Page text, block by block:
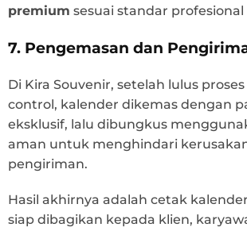
premium sesuai standar
7. Pengemasan dan
Di Kira Souvenir, setelah lulus
control, kalender dikemas dengan
eksklusif, lalu dibungkus
aman untuk menghindari
pengiriman.
Hasil akhirnya adalah cetak
siap dibagikan kepada klien,